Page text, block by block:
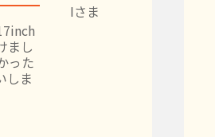
まし
った
しま
Iさま